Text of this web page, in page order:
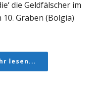
die Geldfälscher im
Graben (Bolgia)
lesen...